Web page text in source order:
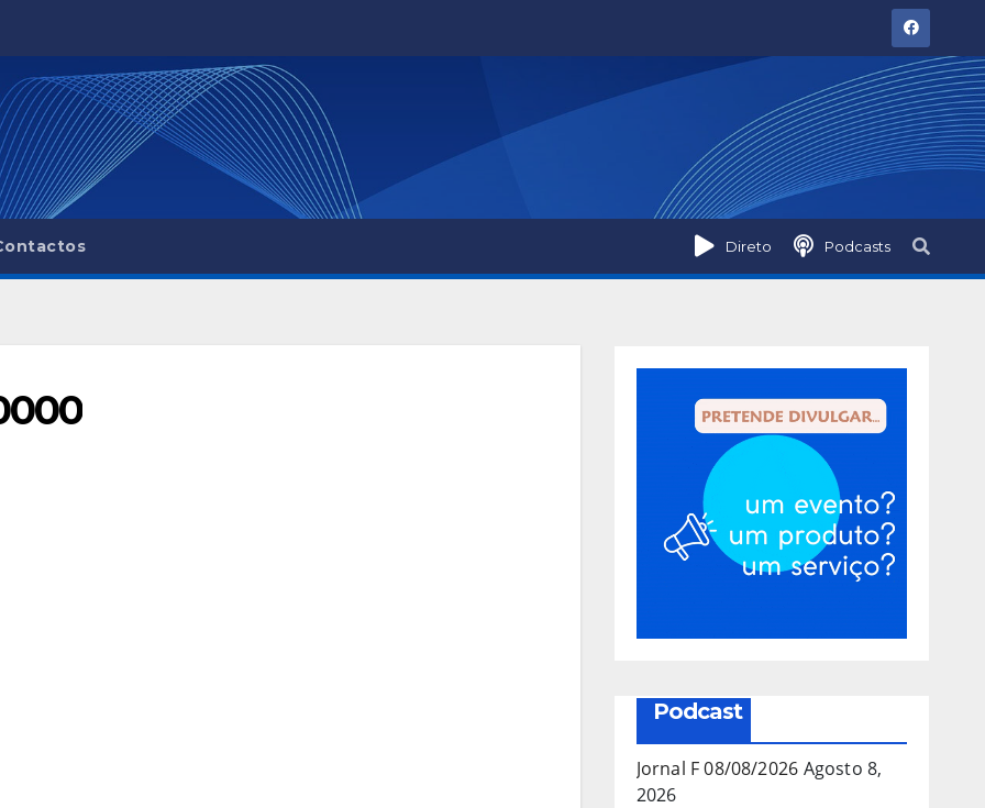
Direto Podcasts
Podcast
Jornal F 08/08/2026 Agosto 8,
2026